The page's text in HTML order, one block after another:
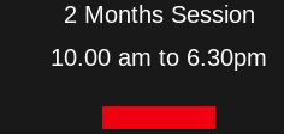
2 Months Session
10.00 am to 6.30pm